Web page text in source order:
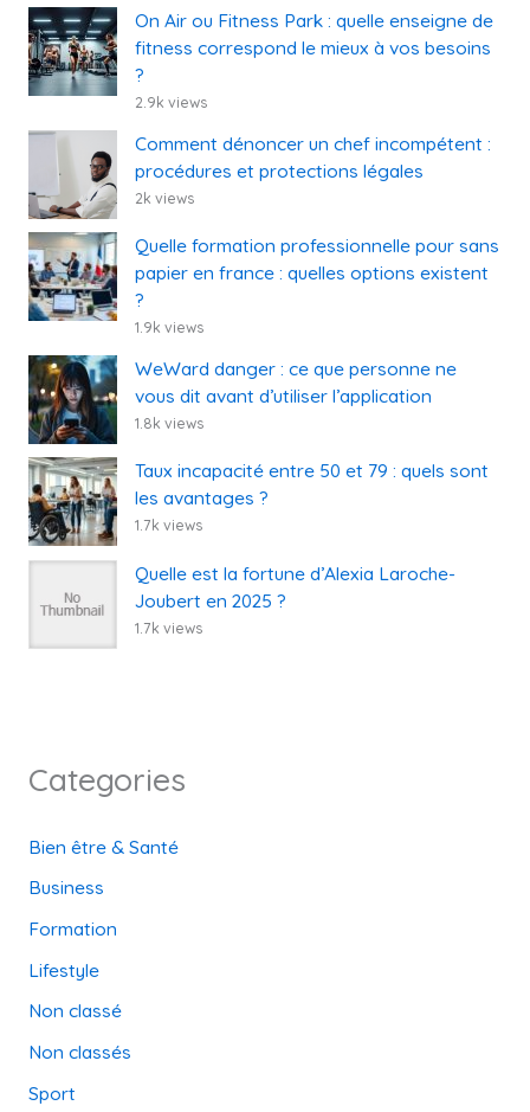
On Air ou Fitness Park : quelle enseigne de
fitness correspond le mieux à vos besoins
?
2.9k views
Comment dénoncer un chef incompétent :
procédures et protections légales
2k views
Quelle formation professionnelle pour sans
papier en france : quelles options existent
?
1.9k views
WeWard danger : ce que personne ne
vous dit avant d’utiliser l’application
1.8k views
Taux incapacité entre 50 et 79 : quels sont
les avantages ?
1.7k views
Quelle est la fortune d’Alexia Laroche-
Joubert en 2025 ?
1.7k views
Categories
Bien être & Santé
Business
Formation
Lifestyle
Non classé
Non classés
Sport